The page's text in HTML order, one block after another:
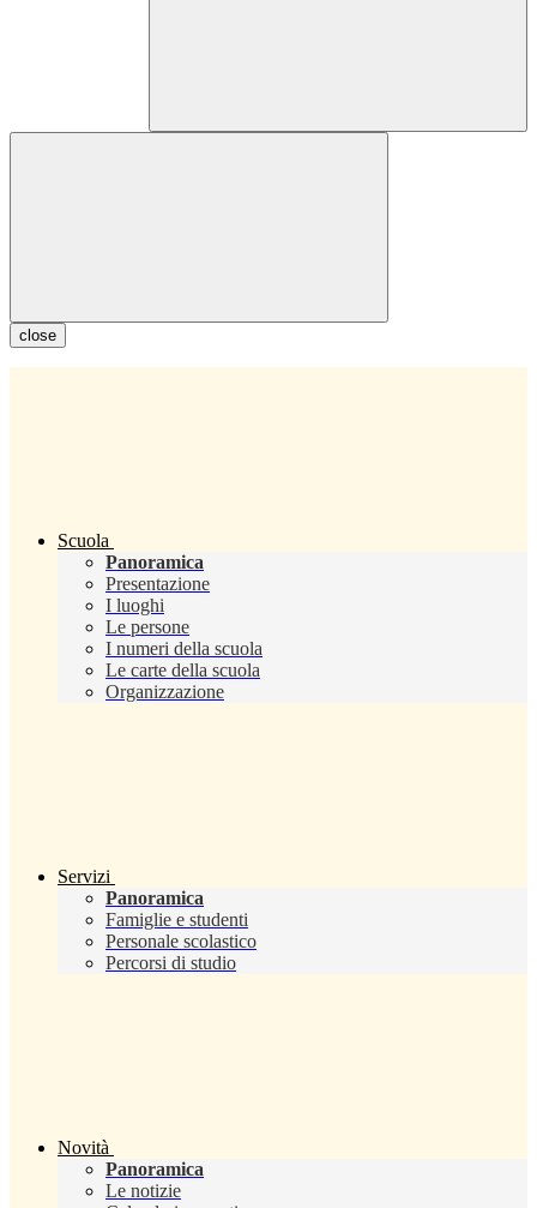
close
Scuola
Panoramica
Presentazione
I luoghi
Le persone
I numeri della scuola
Le carte della scuola
Organizzazione
Servizi
Panoramica
Famiglie e studenti
Personale scolastico
Percorsi di studio
Novità
Panoramica
Le notizie